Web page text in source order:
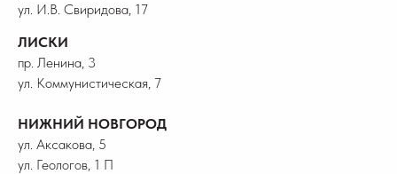
ул. И.В. Свиридова, 17
ЛИСКИ
пр. Ленина, 3
ул. Коммунистическая, 7
НИЖНИЙ НОВГОРОД
ул. Аксакова, 5
ул. Геологов, 1 П